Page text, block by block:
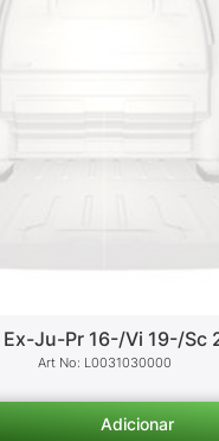
Ju-Pr 16-/Vi 19-/Sc
L0031030000